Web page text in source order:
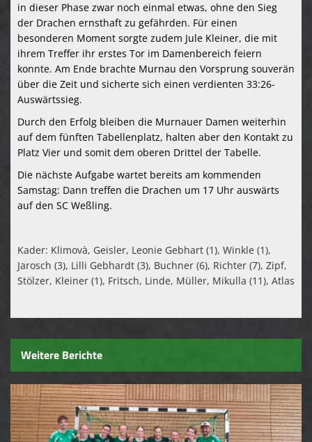
in dieser Phase zwar noch einmal etwas, ohne den Sieg
der Drachen ernsthaft zu gefährden. Für einen
besonderen Moment sorgte zudem Jule Kleiner, die mit
ihrem Treffer ihr erstes Tor im Damenbereich feiern
konnte. Am Ende brachte Murnau den Vorsprung souverän
über die Zeit und sicherte sich einen verdienten 33:26-
Auswärtssieg.
Durch den Erfolg bleiben die Murnauer Damen weiterhin
auf dem fünften Tabellenplatz, halten aber den Kontakt zu
Platz Vier und somit dem oberen Drittel der Tabelle.
Die nächste Aufgabe wartet bereits am kommenden
Samstag: Dann treffen die Drachen um 17 Uhr auswärts
auf den SC Weßling.
Kader: Klimovà, Geisler, Leonie Gebhart (1), Winkle (1),
Jarosch (3), Lilli Gebhardt (3), Buchner (6), Richter (7), Zipf,
Stölzer, Kleiner (1), Fritsch, Linde, Müller, Mikulla (11), Atlas
Weitere Berichte